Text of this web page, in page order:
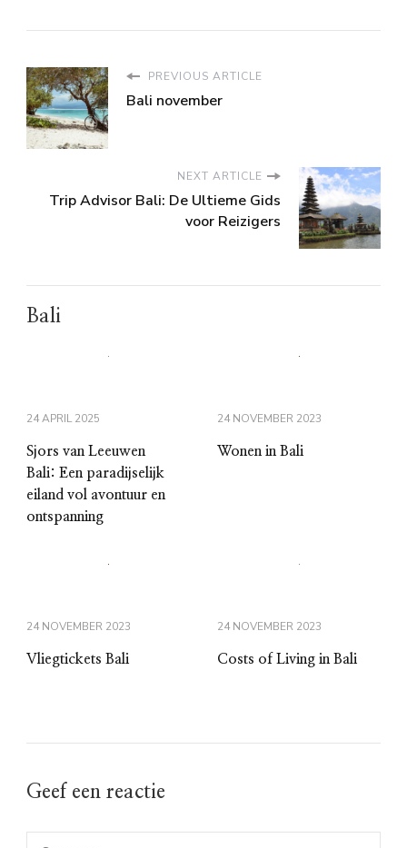
PREVIOUS ARTICLE
Bali november
NEXT ARTICLE
Trip Advisor Bali: De Ultieme Gids
voor Reizigers
Bali
24 APRIL 2025
Sjors van Leeuwen
Bali: Een paradijselijk
eiland vol avontuur en
ontspanning
24 NOVEMBER 2023
Wonen in Bali
24 NOVEMBER 2023
Vliegtickets Bali
24 NOVEMBER 2023
Costs of Living in Bali
Geef een reactie